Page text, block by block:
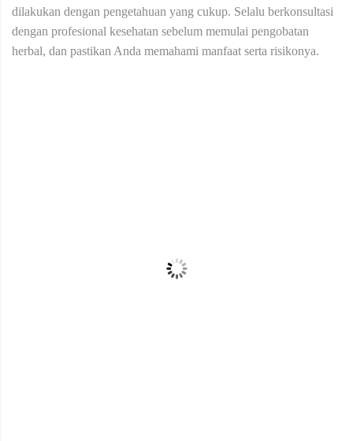
dilakukan dengan pengetahuan yang cukup. Selalu berkonsultasi
dengan profesional kesehatan sebelum memulai pengobatan
herbal, dan pastikan Anda memahami manfaat serta risikonya.